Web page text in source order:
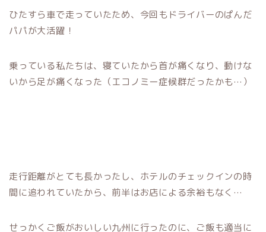
ひたすら車で走っていたため、今回もドライバーのぱんだ
パパが大活躍！
乗っている私たちは、寝ていたから首が痛くなり、動けな
いから足が痛くなった（エコノミー症候群だったかも…）
走行距離がとても長かったし、ホテルのチェックインの時
間に追われていたから、前半はお店による余裕もなく…
せっかくご飯がおいしい九州に行ったのに、ご飯も適当に